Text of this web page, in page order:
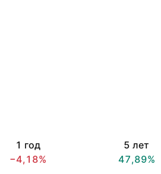
1 год
−4,18%
5 лет
47,89%